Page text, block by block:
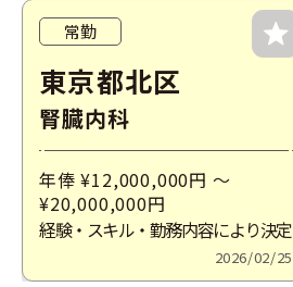
常勤
東京都北区
腎臓内科
年俸 ¥12,000,000円 ～
¥20,000,000円
経験・スキル・勤務内容により決定
2026/02/25